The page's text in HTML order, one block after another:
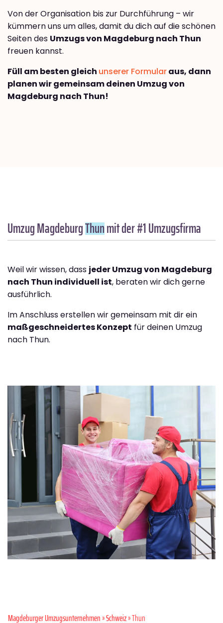
Von der Organisation bis zur Durchführung – wir
kümmern uns um alles, damit du dich auf die schönen
Seiten des Umzugs von Magdeburg nach Thun
freuen kannst.
Füll am besten gleich unserer Formularaus, dann
planen wir gemeinsam deinen Umzug von
Magdeburg nach Thun!
Umzug MagdeburgThunmit der #1 Umzugsfirma
Weil wir wissen, dass jeder Umzug von Magdeburg
nach Thun individuell ist, beraten wir dich gerne
ausführlich.
Im Anschluss erstellen wir gemeinsam mit dir ein
maßgeschneidertes Konzept für deinen Umzug
nach Thun.
Magdeburger Umzugsunternehmen»Schweiz» Thun